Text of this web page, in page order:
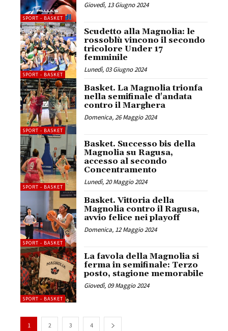
SPORT - BASKET
Giovedì, 13 Giugno 2024
SPORT - BASKET
Scudetto alla Magnolia: le
rossoblù vincono il secondo
tricolore Under 17
femminile
Lunedì, 03 Giugno 2024
SPORT - BASKET
Basket. La Magnolia trionfa
nella semifinale d'andata
contro il Marghera
Domenica, 26 Maggio 2024
SPORT - BASKET
Basket. Successo bis della
Magnolia su Ragusa,
accesso al secondo
Concentramento
Lunedì, 20 Maggio 2024
SPORT - BASKET
Basket. Vittoria della
Magnolia contro il Ragusa,
avvio felice nei playoff
Domenica, 12 Maggio 2024
SPORT - BASKET
La favola della Magnolia si
ferma in semifinale: Terzo
posto, stagione memorabile
Giovedì, 09 Maggio 2024
1 2 3 4